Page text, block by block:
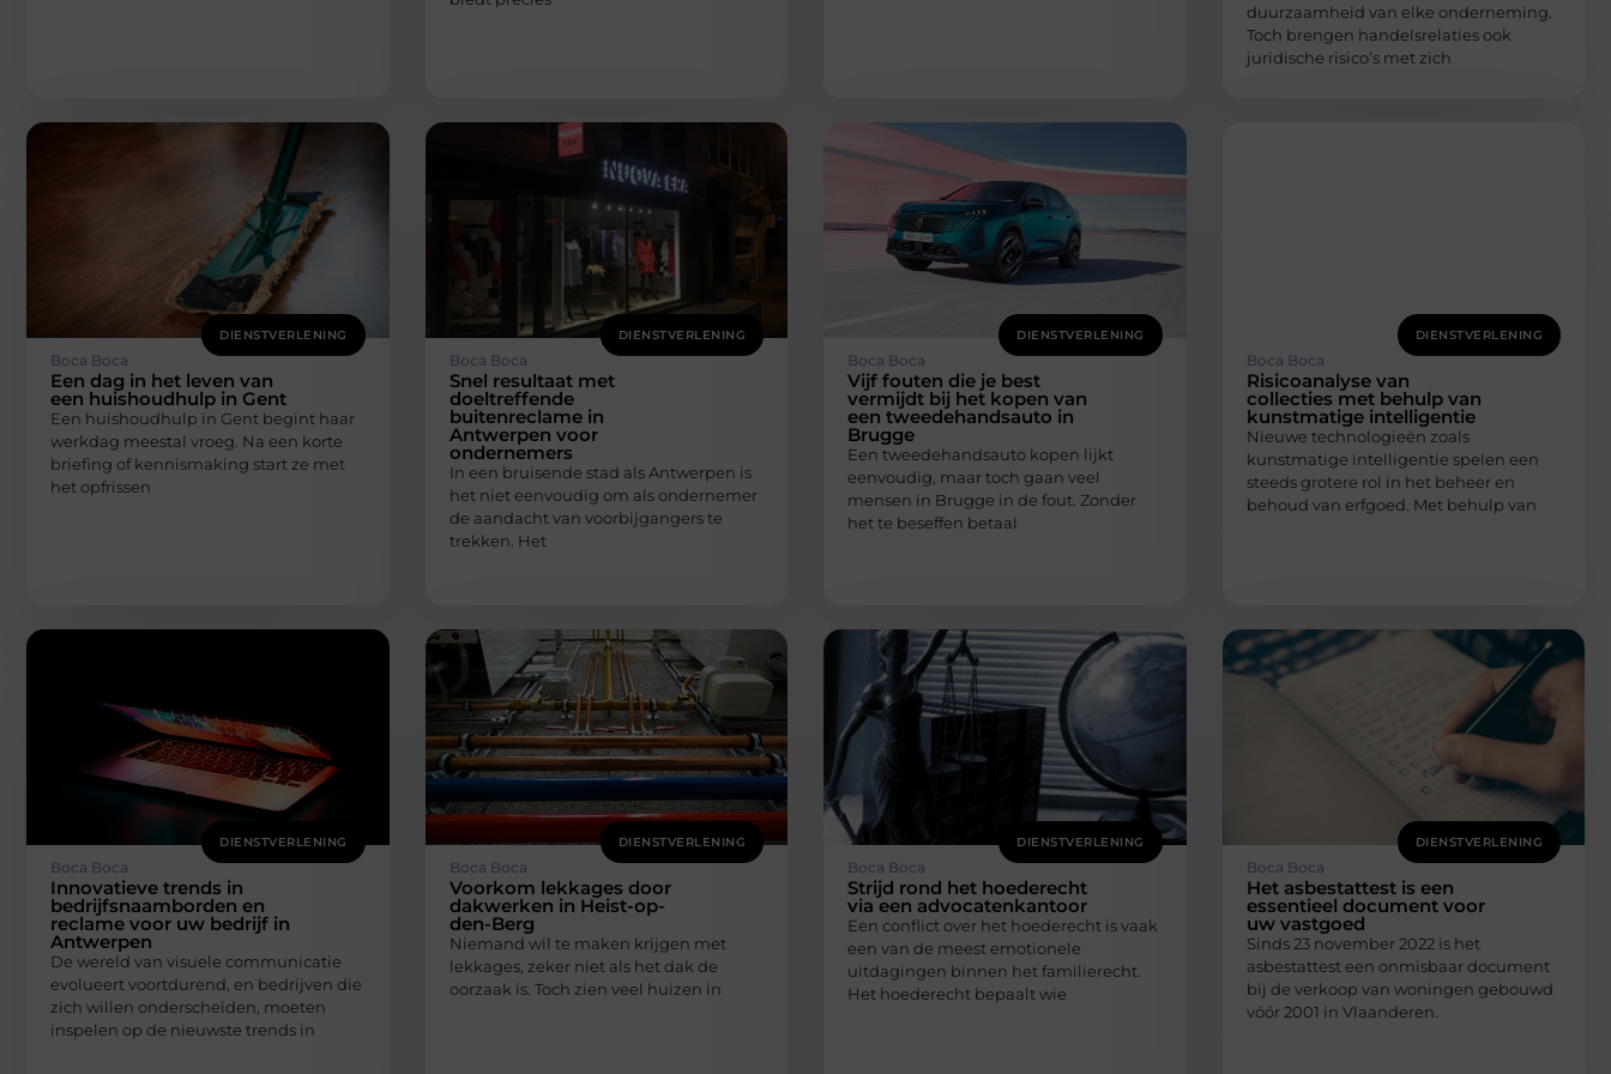
duurzaamheid van elke onderneming.
Toch brengen handelsrelaties ook
juridische risico’s met zich
DIENSTVERLENING
Boca Boca
Een dag in het leven van
een huishoudhulp in Gent
Een huishoudhulp in Gent begint haar
werkdag meestal vroeg. Na een korte
briefing of kennismaking start ze met
het opfrissen
DIENSTVERLENING
Boca Boca
Snel resultaat met
doeltreffende
buitenreclame in
Antwerpen voor
ondernemers
In een bruisende stad als Antwerpen is
het niet eenvoudig om als ondernemer
de aandacht van voorbijgangers te
trekken. Het
DIENSTVERLENING
Boca Boca
Vijf fouten die je best
vermijdt bij het kopen van
een tweedehandsauto in
Brugge
Een tweedehandsauto kopen lijkt
eenvoudig, maar toch gaan veel
mensen in Brugge in de fout. Zonder
het te beseffen betaal
DIENSTVERLENING
Boca Boca
Risicoanalyse van
collecties met behulp van
kunstmatige intelligentie
Nieuwe technologieën zoals
kunstmatige intelligentie spelen een
steeds grotere rol in het beheer en
behoud van erfgoed. Met behulp van
DIENSTVERLENING
Boca Boca
Innovatieve trends in
bedrijfsnaamborden en
reclame voor uw bedrijf in
Antwerpen
De wereld van visuele communicatie
evolueert voortdurend, en bedrijven die
zich willen onderscheiden, moeten
inspelen op de nieuwste trends in
DIENSTVERLENING
Boca Boca
Voorkom lekkages door
dakwerken in Heist-op-
den-Berg
Niemand wil te maken krijgen met
lekkages, zeker niet als het dak de
oorzaak is. Toch zien veel huizen in
DIENSTVERLENING
Boca Boca
Strijd rond het hoederecht
via een advocatenkantoor
Een conflict over het hoederecht is vaak
een van de meest emotionele
uitdagingen binnen het familierecht.
Het hoederecht bepaalt wie
DIENSTVERLENING
Boca Boca
Het asbestattest is een
essentieel document voor
uw vastgoed
Sinds 23 november 2022 is het
asbestattest een onmisbaar document
bij de verkoop van woningen gebouwd
vóór 2001 in Vlaanderen.